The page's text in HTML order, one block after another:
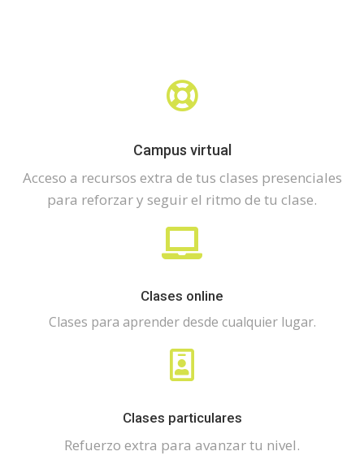
Campus virtual
Acceso a recursos extra de tus clases presenciales
para reforzar y seguir el ritmo de tu clase.
Clases online
Clases para aprender desde cualquier lugar.
Clases particulares
Refuerzo extra para avanzar tu nivel.